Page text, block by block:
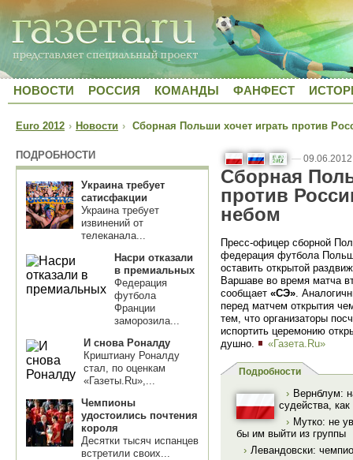
НОВОСТИ РОССИЯ КОМАНДЫ ФАНФЕСТ
Euro 2012 › Новости › Сборная Польши хочет играть против
ПОДРОБНОСТИ
Украина требует
сатисфакции
Украина требует
извинений от
телеканала...
Насри отказали
в премиальных
Федерация
футбола
Франции
заморозила...
И снова Роналду
Криштиану Роналду
стал, по оценкам
«Газеты.Ru»,...
Чемпионы
удостоились почтения
короля
Десятки тысяч испанцев
встретили своих...
—
Сборная
против
небом
Пресс-офицер сборной
федерация футбола
оставить открытой
Варшаве во время матча
сообщает «СЭ» .
перед матчем открытия
тем, что организаторы
испортить церемонию
душно.
«Газета.Ru»
Подробности
› Вернблум:
судейства,
› Мутко: не
бы им выйти из группы
› Левандовски: